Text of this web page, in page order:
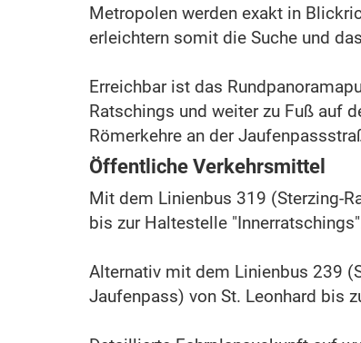
Metropolen werden exakt in
erleichtern somit die Suche und
Erreichbar ist das
Ratschings und weiter zu Fuß auf
Römerkehre an der
Öffentliche Verkehrsmittel
Mit dem Linienbus 319 (Sterzing-
bis zur Haltestelle
Alternativ mit dem Linienbus 239
Jaufenpass) von St. Leonhard bis